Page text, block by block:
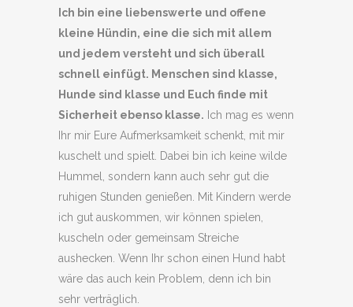
Ich bin eine liebenswerte und offene
kleine Hündin, eine die sich mit allem
und jedem versteht und sich überall
schnell einfügt. Menschen sind klasse,
Hunde sind klasse und Euch finde mit
Sicherheit ebenso klasse. Ich mag es wenn
Ihr mir Eure Aufmerksamkeit schenkt, mit mir
kuschelt und spielt. Dabei bin ich keine wilde
Hummel, sondern kann auch sehr gut die
ruhigen Stunden genießen. Mit Kindern werde
ich gut auskommen, wir können spielen,
kuscheln oder gemeinsam Streiche
aushecken. Wenn Ihr schon einen Hund habt
wäre das auch kein Problem, denn ich bin
sehr verträglich.